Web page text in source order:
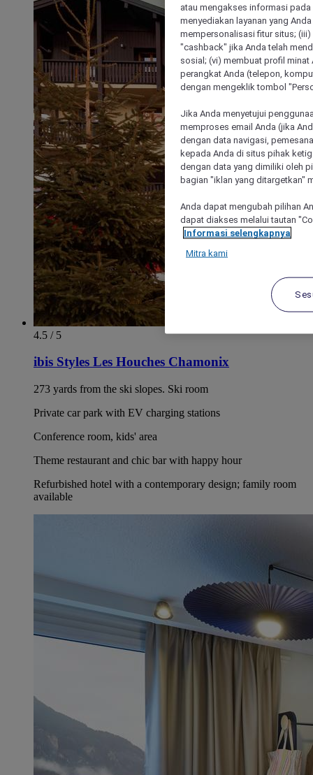
4.5 / 5
ibis Styles Les Houches Chamonix
273 yards from the ski slopes. Ski room
Private car park with EV charging stations
Conference room, kids' area
Theme restaurant and chic bar with happy hour
Refurbished hotel with a contemporary design; family room
available
atau mengakses informasi
menyediakan layanan yang
mempersonalisasi fitur situs;
"cashback" jika Anda telah
sosial; (vi) membuat profil
perangkat Anda (telepon,
dengan mengeklik tombol
Jika Anda menyetujui
memproses email Anda (jika
dengan data navigasi,
kepada Anda di situs pihak
dengan data yang dimiliki oleh
bagian "iklan yang ditargetkan"
Anda dapat mengubah pilihan
dapat diakses melalui tautan
Informasi selengkapnya
Mitra kami